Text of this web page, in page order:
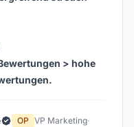
> hohe
OP VP Marketing·